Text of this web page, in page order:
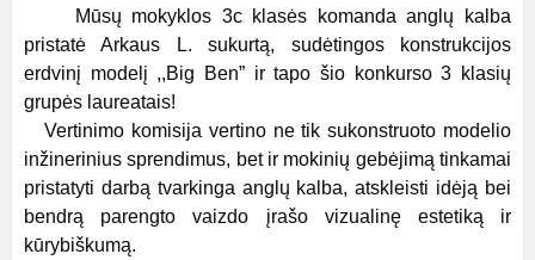
Mūsų mokyklos 3c klasės komanda anglų kalba
pristatė Arkaus L. sukurtą, sudėtingos konstrukcijos
erdvinį modelį ,,Big Ben” ir tapo šio konkurso 3 klasių
grupės laureatais!
Vertinimo komisija vertino ne tik sukonstruoto modelio
inžinerinius sprendimus, bet ir mokinių gebėjimą tinkamai
pristatyti darbą tvarkinga anglų kalba, atskleisti idėją bei
bendrą parengto vaizdo įrašo vizualinę estetiką ir
kūrybiškumą.